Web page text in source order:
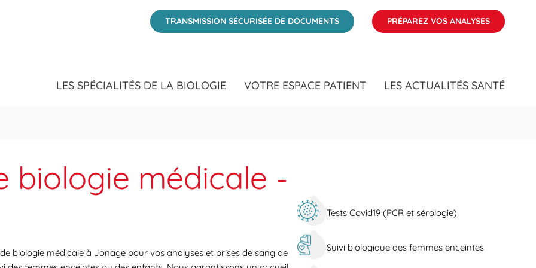
TRANSMISSION SÉCURISÉE DE DOCUMENTS
PRÉPAREZ VOS ANALYSES
LES SPÉCIALITÉS DE LA BIOLOGIE VOTRE ESPACE PATIENT LES ACTUALITÉS SANTÉ
biologie médicale -
biologie médicale à Jonage pour vos analyses et prises de sang de
Tests Covid19 (PCR et sérologie)
Suivi biologique des femmes enceintes